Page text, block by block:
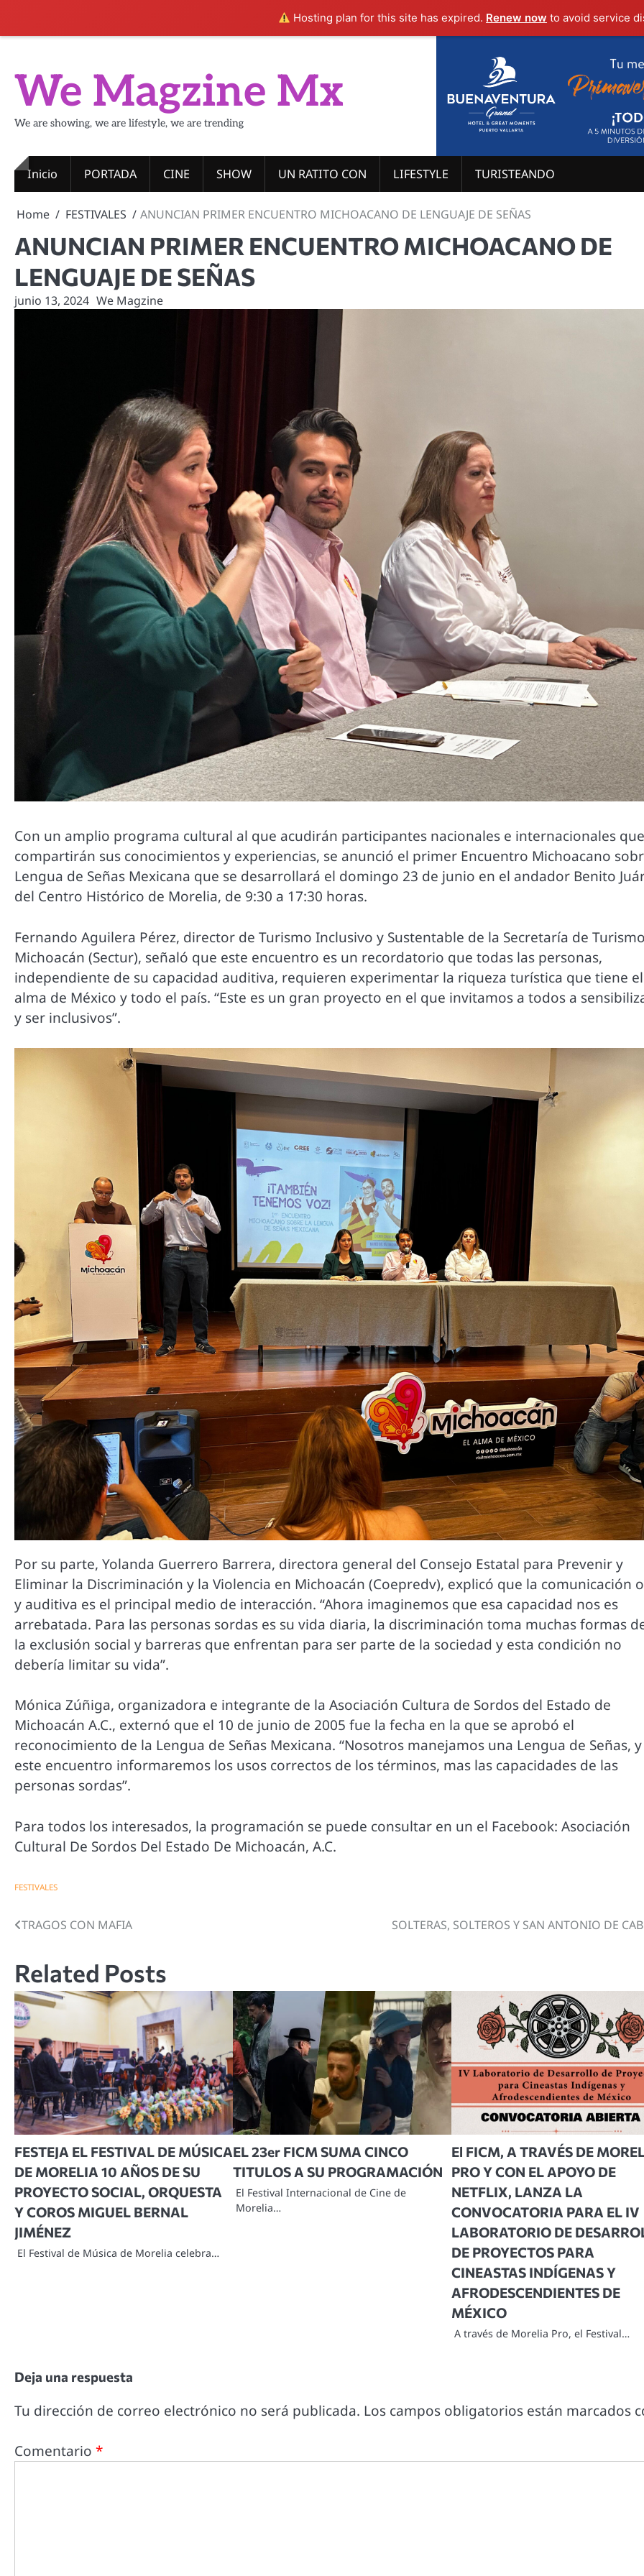
Hosting plan for this site has expired. Renew now to avoid service
content
We Magzine Mx
We are showing, we are lifestyle, we are trending
Inicio PORTADA CINE SHOW UN RATITO CON LIFESTYLE TURISTEANDO
Home FESTIVALES ANUNCIAN PRIMER ENCUENTRO MICHOACANO DE LENGUAJE DE SEÑAS
ANUNCIAN PRIMER ENCUENTRO MICHOACANO DE
LENGUAJE DE SEÑAS
junio 13, 2024 We Magzine
Con un amplio programa cultural al que acudirán participantes nacionales e internacionales que
compartirán sus conocimientos y experiencias, se anunció el primer Encuentro Michoacano
Lengua de Señas Mexicana que se desarrollará el domingo 23 de junio en el andador Benito
del Centro Histórico de Morelia, de 9:30 a 17:30 horas.
Fernando Aguilera Pérez, director de Turismo Inclusivo y Sustentable de la Secretaría de
Michoacán (Sectur), señaló que este encuentro es un recordatorio que todas las personas,
independiente de su capacidad auditiva, requieren experimentar la riqueza turística que tiene el
alma de México y todo el país. “Este es un gran proyecto en el que invitamos a todos a
y ser inclusivos”.
Por su parte, Yolanda Guerrero Barrera, directora general del Consejo Estatal para Prevenir y
Eliminar la Discriminación y la Violencia en Michoacán (Coepredv), explicó que la comunicación
y auditiva es el principal medio de interacción. “Ahora imaginemos que esa capacidad nos es
arrebatada. Para las personas sordas es su vida diaria, la discriminación toma muchas formas
la exclusión social y barreras que enfrentan para ser parte de la sociedad y esta condición no
debería limitar su vida”.
Mónica Zúñiga, organizadora e integrante de la Asociación Cultura de Sordos del Estado de
Michoacán A.C., externó que el 10 de junio de 2005 fue la fecha en la que se aprobó el
reconocimiento de la Lengua de Señas Mexicana. “Nosotros manejamos una Lengua de Señas,
este encuentro informaremos los usos correctos de los términos, mas las capacidades de las
personas sordas”.
Para todos los interesados, la programación se puede consultar en un el Facebook: Asociación
Cultural De Sordos Del Estado De Michoacán, A.C.
FESTIVALES
Navegación
entradas
TRAGOS CON MAFIA SOLTERAS, SOLTEROS Y SAN ANTONIO DE
Related Posts
FESTEJA EL FESTIVAL DE MÚSICA
DE MORELIA 10 AÑOS DE SU
PROYECTO SOCIAL, ORQUESTA
Y COROS MIGUEL BERNAL
JIMÉNEZ
El Festival de Música de Morelia celebra…
EL 23er FICM SUMA CINCO
TITULOS A SU PROGRAMACIÓN
El Festival Internacional de Cine de
Morelia…
El FICM, A TRAVÉS DE
PRO Y CON EL APOYO DE
NETFLIX, LANZA LA
CONVOCATORIA PARA EL IV
LABORATORIO DE
DE PROYECTOS PARA
CINEASTAS INDÍGENAS Y
AFRODESCENDIENTES DE
MÉXICO
A través de Morelia Pro, el Festival…
Deja una respuesta
Tu dirección de correo electrónico no será publicada. Los campos obligatorios están marcados
Comentario *